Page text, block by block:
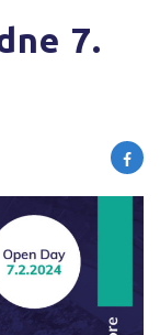
7.